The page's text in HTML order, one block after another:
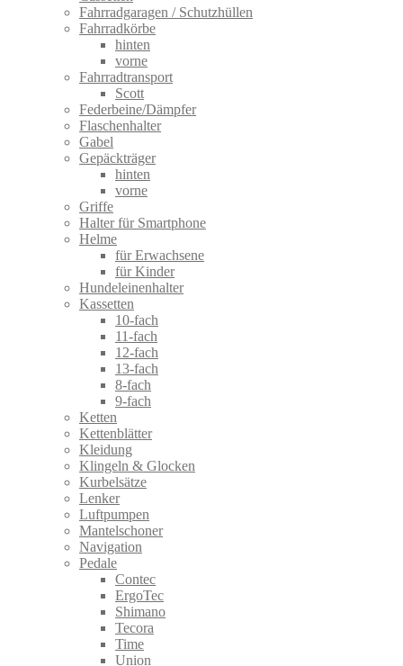
Fahrradgaragen / Schutzhüllen
Fahrradkörbe
hinten
vorne
Fahrradtransport
Scott
Federbeine/Dämpfer
Flaschenhalter
Gabel
Gepäckträger
hinten
vorne
Griffe
Halter für Smartphone
Helme
für Erwachsene
für Kinder
Hundeleinenhalter
Kassetten
10-fach
11-fach
12-fach
13-fach
8-fach
9-fach
Ketten
Kettenblätter
Kleidung
Klingeln & Glocken
Kurbelsätze
Lenker
Luftpumpen
Mantelschoner
Navigation
Pedale
Contec
ErgoTec
Shimano
Tecora
Time
Union